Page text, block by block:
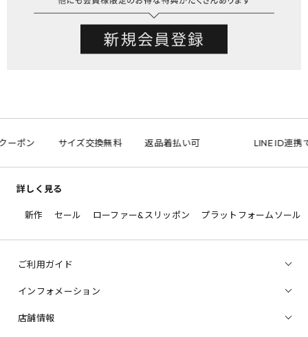
ーポン サイズ交換無料 返品着払い可 LINE ID連携
詳しく見る
新作 セール ローファー&スリッポン プラットフォームソール
ご利用ガイド
インフォメーション
店舗情報